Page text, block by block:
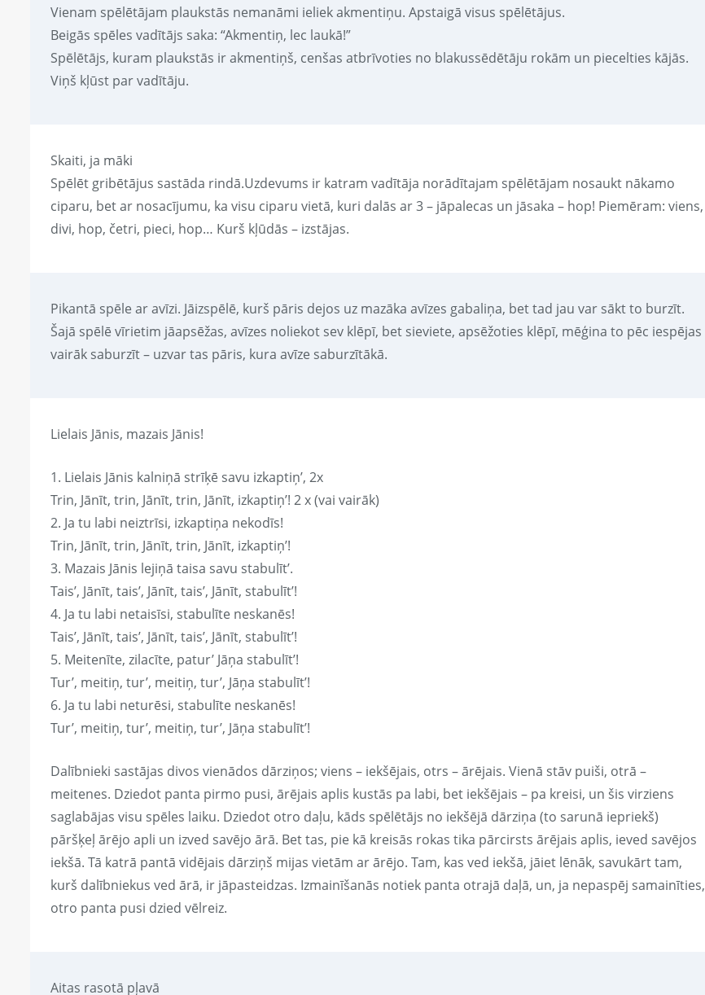
Vienam spēlētājam plaukstās nemanāmi ieliek akmentiņu. Apstaigā visus spēlētājus.
Beigās spēles vadītājs saka: “Akmentiņ, lec laukā!”
Spēlētājs, kuram plaukstās ir akmentiņš, cenšas atbrīvoties no blakussēdētāju rokām un piecelties kājās.
Viņš kļūst par vadītāju.
Skaiti, ja māki
Spēlēt gribētājus sastāda rindā.Uzdevums ir katram vadītāja norādītajam spēlētājam nosaukt nākamo
ciparu, bet ar nosacījumu, ka visu ciparu vietā, kuri dalās ar 3 – jāpalecas un jāsaka – hop! Piemēram: viens,
divi, hop, četri, pieci, hop… Kurš kļūdās – izstājas.
Pikantā spēle ar avīzi. Jāizspēlē, kurš pāris dejos uz mazāka avīzes gabaliņa, bet tad jau var sākt to burzīt.
Šajā spēlē vīrietim jāapsēžas, avīzes noliekot sev klēpī, bet sieviete, apsēžoties klēpī, mēģina to pēc iespējas
vairāk saburzīt – uzvar tas pāris, kura avīze saburzītākā.
Lielais Jānis, mazais Jānis!
1. Lielais Jānis kalniņā strīķē savu izkaptiņ’, 2x
Trin, Jānīt, trin, Jānīt, trin, Jānīt, izkaptiņ’! 2 x (vai vairāk)
2. Ja tu labi neiztrīsi, izkaptiņa nekodīs!
Trin, Jānīt, trin, Jānīt, trin, Jānīt, izkaptiņ’!
3. Mazais Jānis lejiņā taisa savu stabulīt’.
Tais’, Jānīt, tais’, Jānīt, tais’, Jānīt, stabulīt’!
4. Ja tu labi netaisīsi, stabulīte neskanēs!
Tais’, Jānīt, tais’, Jānīt, tais’, Jānīt, stabulīt’!
5. Meitenīte, zilacīte, patur’ Jāņa stabulīt’!
Tur’, meitiņ, tur’, meitiņ, tur’, Jāņa stabulīt’!
6. Ja tu labi neturēsi, stabulīte neskanēs!
Tur’, meitiņ, tur’, meitiņ, tur’, Jāņa stabulīt’!
Dalībnieki sastājas divos vienādos dārziņos; viens – iekšējais, otrs – ārējais. Vienā stāv puiši, otrā –
meitenes. Dziedot panta pirmo pusi, ārējais aplis kustās pa labi, bet iekšējais – pa kreisi, un šis virziens
saglabājas visu spēles laiku. Dziedot otro daļu, kāds spēlētājs no iekšējā dārziņa (to sarunā iepriekš)
pāršķeļ ārējo apli un izved savējo ārā. Bet tas, pie kā kreisās rokas tika pārcirsts ārējais aplis, ieved savējos
iekšā. Tā katrā pantā vidējais dārziņš mijas vietām ar ārējo. Tam, kas ved iekšā, jāiet lēnāk, savukārt tam,
kurš dalībniekus ved ārā, ir jāpasteidzas. Izmainīšanās notiek panta otrajā daļā, un, ja nepaspēj samainīties,
otro panta pusi dzied vēlreiz.
Aitas rasotā pļavā